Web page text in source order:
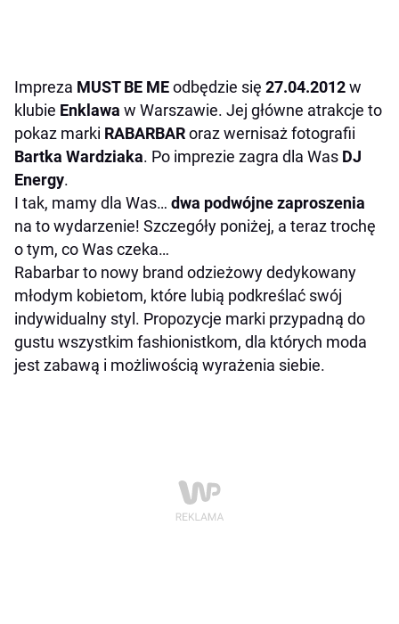
Impreza MUST BE MEodbędzie się 27.04.2012w
klubie Enklawa w Warszawie. Jej główne atrakcje to
pokaz marki RABARBARoraz wernisaż fotografii
Bartka Wardziaka. Po imprezie zagra dla Was DJ
Energy.
I tak, mamy dla Was… dwa podwójne zaproszenia
na to wydarzenie! Szczegóły poniżej, a teraz trochę
o tym, co Was czeka…
Rabarbar to nowy brand odzieżowy dedykowany
młodym kobietom, które lubią podkreślać swój
indywidualny styl. Propozycje marki przypadną do
gustu wszystkim fashionistkom, dla których moda
jest zabawą i możliwością wyrażenia siebie.